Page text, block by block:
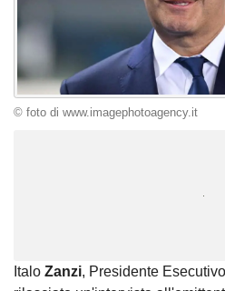
© foto di www.imagephotoagency.it
Italo Zanzi, Presidente